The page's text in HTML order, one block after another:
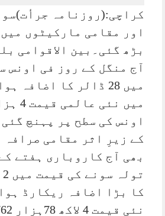
کراچی:(روزنامہ
اور مقامی مارکیٹوں
بڑھ گئی۔بین الاقوامی
آج منگل کے روز فی اونس
میں 28 ڈالر کا
اونس کی سطح پر پہنچ
کے زیرِ اثر مقامی صرافہ
بھی آج کاروباری ہفتے
کا بڑا اضافہ ریکارڈ